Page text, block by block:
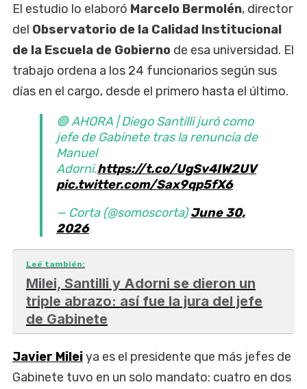
El estudio lo elaboró Marcelo Bermolén, director
del Observatorio de la Calidad Institucional
de la Escuela de Gobierno de esa universidad. El
trabajo ordena a los 24 funcionarios según sus
días en el cargo, desde el primero hasta el último.
🟣 AHORA | Diego Santilli juró como
jefe de Gabinete tras la renuncia de
Manuel
Adorni.https://t.co/UgSv4IW2UV
pic.twitter.com/Sax9qp5fX6
— Corta (@somoscorta)June 30,
2026
Leé también:
Milei, Santilli y Adorni se dieron un
triple abrazo: así fue la jura del jefe
de Gabinete
Javier Mileiya es el presidente que más jefes de
Gabinete tuvo en un solo mandato: cuatro en dos